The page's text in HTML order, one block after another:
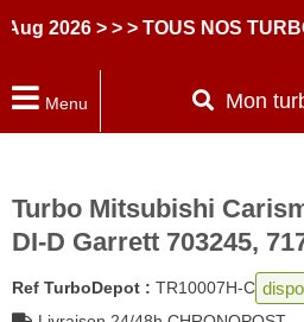
> > > TOUS NOS TURBOS
Menu Mon
Turbo Mitsubishi
DI-D Garrett 703245,
Ref TurboDepot : TR10007H-C